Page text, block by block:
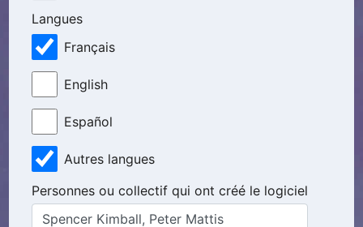
Langues
Français
English
Español
Autres langues
Personnes ou collectif qui ont créé le logiciel